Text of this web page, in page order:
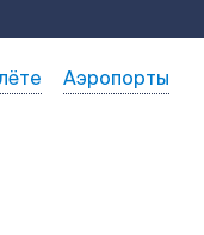
Аэропорты